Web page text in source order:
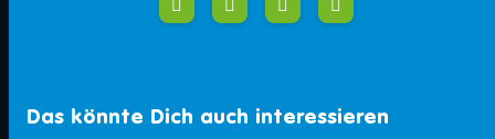
Das könnte Dich auch interessieren